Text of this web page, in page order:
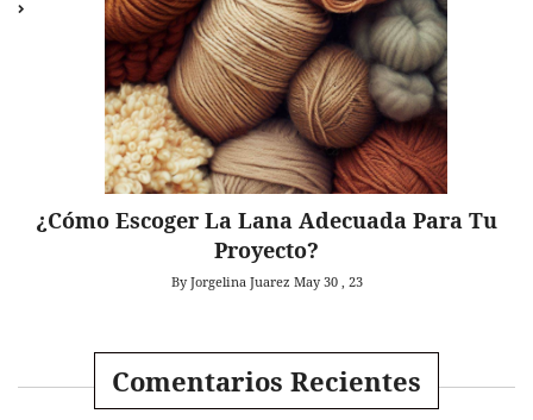
¿Cómo Escoger La Lana Adecuada Para Tu
Proyecto?
By Jorgelina Juarez May 30 , 23
Comentarios Recientes